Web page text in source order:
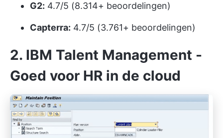
G2: 4.7/5 (8.314+ beoordelingen)
Capterra: 4.7/5 (3.761+ beoordelingen)
2. IBM Talent Management -
Goed voor HR in de cloud